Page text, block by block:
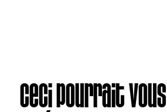
Ceci pourrait vous